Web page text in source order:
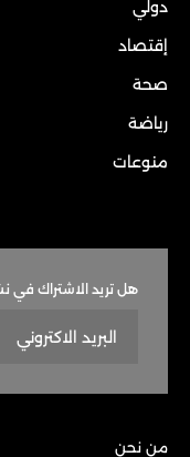
دولي
إقتصاد
صحة
رياضة
منوعات
هل تريد الاشتراك في
من نحن